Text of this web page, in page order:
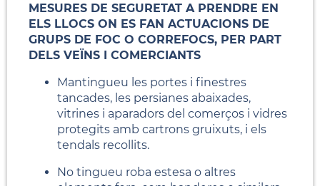
MESURES DE SEGURETAT A PRENDRE EN
ELS LLOCS ON ES FAN ACTUACIONS DE
GRUPS DE FOC O CORREFOCS, PER PART
DELS VEÏNS I COMERCIANTS
Mantingueu les portes i finestres
tancades, les persianes abaixades,
vitrines i aparadors del comerços i vidres
protegits amb cartrons gruixuts, i els
tendals recollits.
No tingueu roba estesa o altres